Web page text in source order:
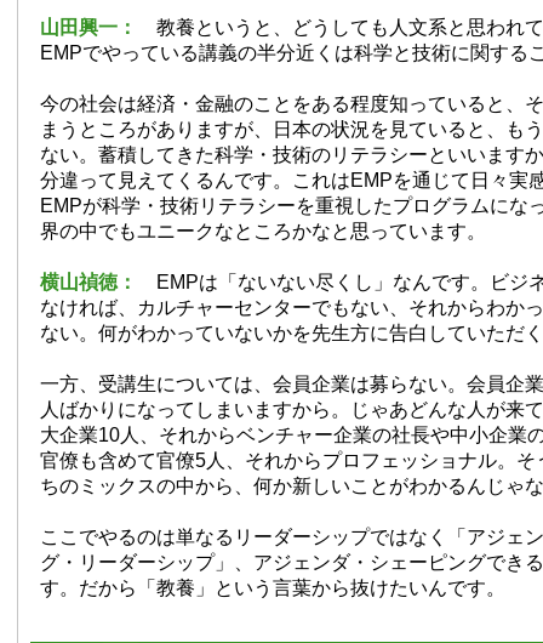
山田興一： 教養というと、どうしても人文系と思われ
EMPでやっている講義の半分近くは科学と技術に関する
今の社会は経済・金融のことをある程度知っていると、
まうところがありますが、日本の状況を見ていると、も
ない。蓄積してきた科学・技術のリテラシーといいます
分違って見えてくるんです。これはEMPを通じて日々実
EMPが科学・技術リテラシーを重視したプログラムにな
界の中でもユニークなところかなと思っています。
横山禎徳：
EMPは「ないない尽くし」なんです。ビジ
なければ、カルチャーセンターでもない、それからわか
ない。何がわかっていないかを先生方に告白していただ
一方、受講生については、会員企業は募らない。会員企
人ばかりになってしまいますから。じゃあどんな人が来
大企業10人、それからベンチャー企業の社長や中小企業
官僚も含めて官僚5人、それからプロフェッショナル。そ
ちのミックスの中から、何か新しいことがわかるんじゃ
ここでやるのは単なるリーダーシップではなく「アジェ
グ・リーダーシップ」、アジェンダ・シェーピングでき
す。だから「教養」という言葉から抜けたいんです。